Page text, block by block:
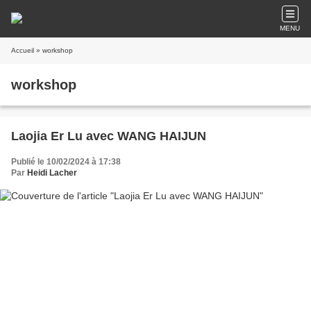
MENU
Accueil » workshop
workshop
Laojia Er Lu avec WANG HAIJUN
Publié le 10/02/2024 à 17:38
Par Heidi Lacher